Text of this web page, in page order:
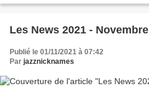
Les News 2021 - Novembre
Publié le 01/11/2021 à 07:42
Par jazznicknames